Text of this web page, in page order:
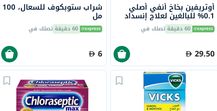
أوتريفين بخاخ أنفي أصلي
0.1% للبالغين لعلاج إنسداد
الأنف 10 مل 60 دقيقة تصلك في
29.50
شراب ستوبكوف للسعال، 100
مل
60 دقيقة تصلك في
6